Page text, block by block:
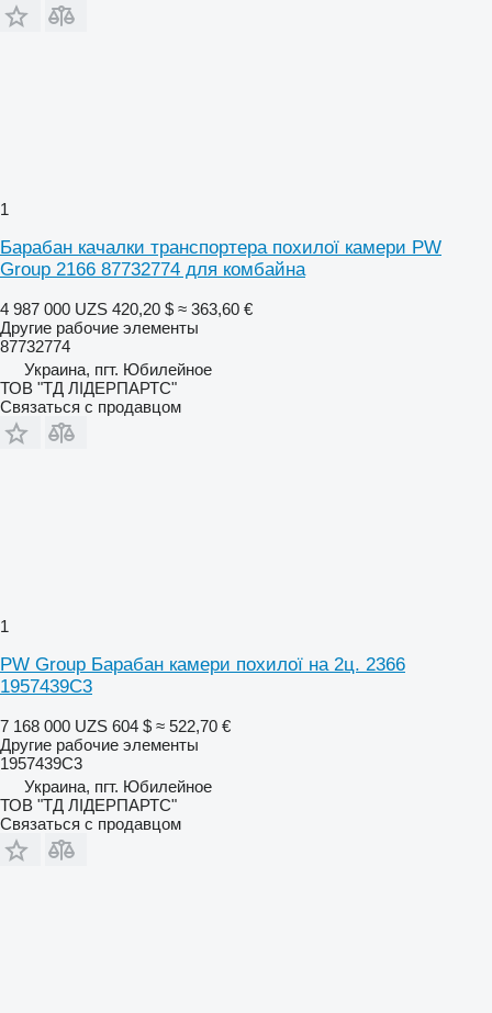
1
Барабан качалки транспортера похилої камери PW
Group 2166 87732774 для комбайна
4 987 000 UZS 420,20 $ ≈ 363,60 €
Другие рабочие элементы
87732774
Украина, пгт. Юбилейное
ТОВ "ТД ЛІДЕРПАРТС"
Связаться с продавцом
1
PW Group Барабан камери похилої на 2ц. 2366
1957439C3
7 168 000 UZS 604 $ ≈ 522,70 €
Другие рабочие элементы
1957439C3
Украина, пгт. Юбилейное
ТОВ "ТД ЛІДЕРПАРТС"
Связаться с продавцом